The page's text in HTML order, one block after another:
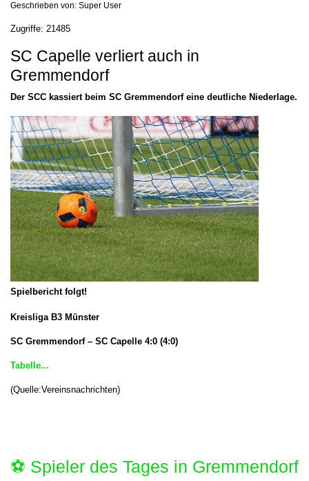
Geschrieben von: Super User
Zugriffe: 21485
SC Capelle verliert auch in
Gremmendorf
Der SCC kassiert beim SC Gremmendorf eine deutliche Niederlage.
Spielbericht folgt!
Kreisliga B3 Münster
SC Gremmendorf – SC Capelle 4:0 (4:0)
Tabelle...
(Quelle:Vereinsnachrichten)
⚽️ Spieler des Tages in Gremmendorf